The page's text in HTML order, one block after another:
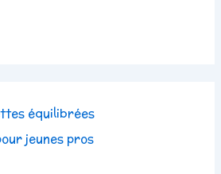
équilibrées
jeunes pros